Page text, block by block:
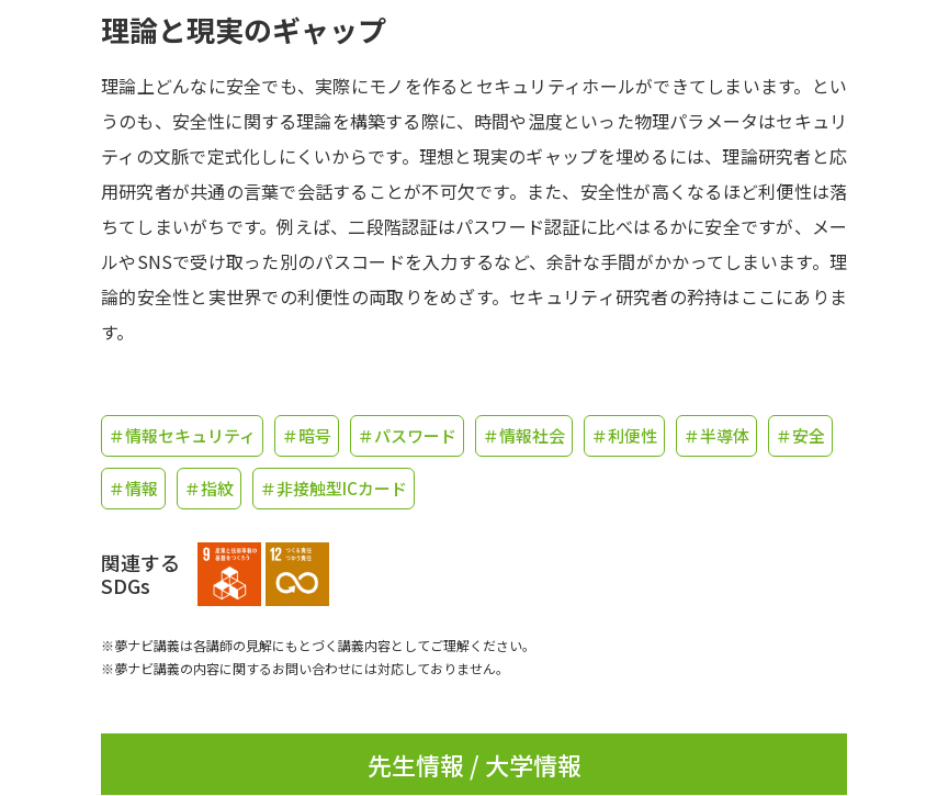
学問発見
大学で学びたい学問発見
学問のミニ講義「夢ナビ講義」
資料の料金の お支払いについて
理論と現実のギャップ
理論上どんなに安全でも、実際にモノを作るとセキュリティホールができてしまいます。とい
うのも、安全性に関する理論を構築する際に、時間や温度といった物理パラメータはセキュリ
ティの文脈で定式化しにくいからです。理想と現実のギャップを埋めるには、理論研究者と応
用研究者が共通の言葉で会話することが不可欠です。また、安全性が高くなるほど利便性は落
ちてしまいがちです。例えば、二段階認証はパスワード認証に比べはるかに安全ですが、メー
ルやSNSで受け取った別のパスコードを入力するなど、余計な手間がかかってしまいます。理
論的安全性と実世界での利便性の両取りをめざす。セキュリティ研究者の矜持はここにありま
す。
＃情報セキュリティ ＃暗号 ＃パスワード ＃情報社会 ＃利便性 ＃半導体 ＃安全
＃情報 ＃指紋 ＃非接触型ICカード
関連する
SDGs
※夢ナビ講義は各講師の見解にもとづく講義内容としてご理解ください。
※夢ナビ講義の内容に関するお問い合わせには対応しておりません。
先生情報 / 大学情報